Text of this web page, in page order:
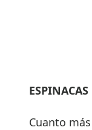
ESPINACAS
Cuanto